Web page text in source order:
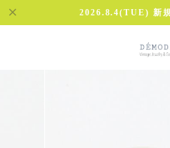
2026.8.4(TUE) 新